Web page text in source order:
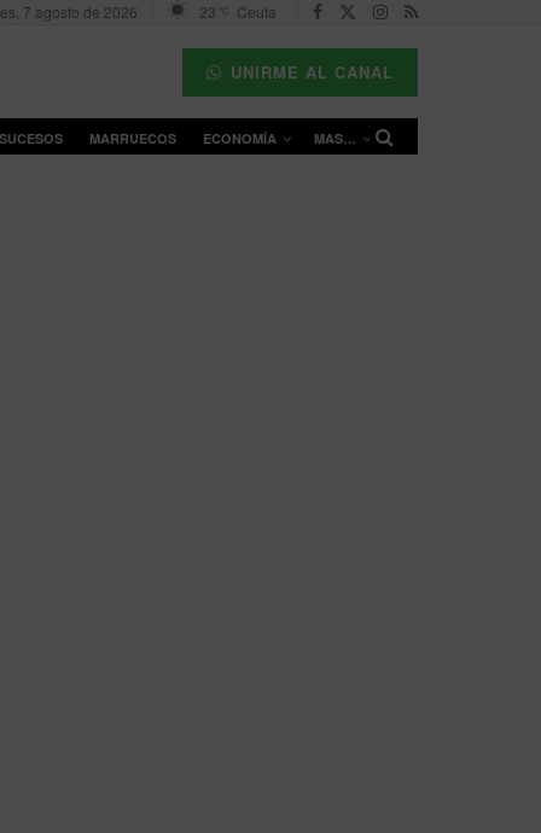
7 agosto de 2026 23 °C Ceuta
UNIRME AL CANAL
MARRUECOS ECONOMÍA MAS…